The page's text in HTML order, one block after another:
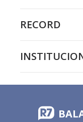
RECORD